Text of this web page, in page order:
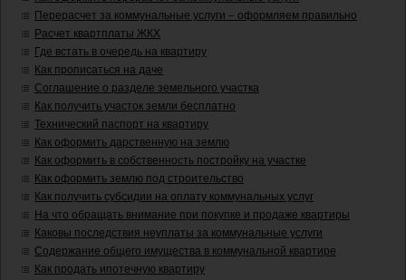
Перерасчет за коммунальные услуги – оформляем правильно
Расчет квартплаты ЖКХ
Где встать в очередь на квартиру
Как прописаться на даче
Соглашение о разделе земельного участка
Как получить участок земли бесплатно
Технический паспорт на квартиру
Как оформить дарственную на землю
Как оформить в собственность постройку на участке
Как оформить землю под строительство
Как получить субсидии на оплату коммунальных услуг
На что обращать внимание при покупке и продаже квартиры
Каковы последствия неуплаты за коммунальные услуги
Содержание общего имущества в коммунальной квартире
Как продать ипотечную квартиру